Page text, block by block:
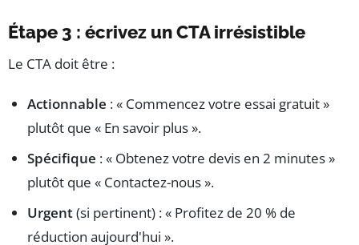
Étape 3 : écrivez un CTA irrésistible
Le CTA doit être :
Actionnable : « Commencez votre essai gratuit »
plutôt que « En savoir plus ».
Spécifique : « Obtenez votre devis en 2 minutes »
plutôt que « Contactez-nous ».
Urgent(si pertinent) : « Profitez de 20 % de
réduction aujourd'hui ».